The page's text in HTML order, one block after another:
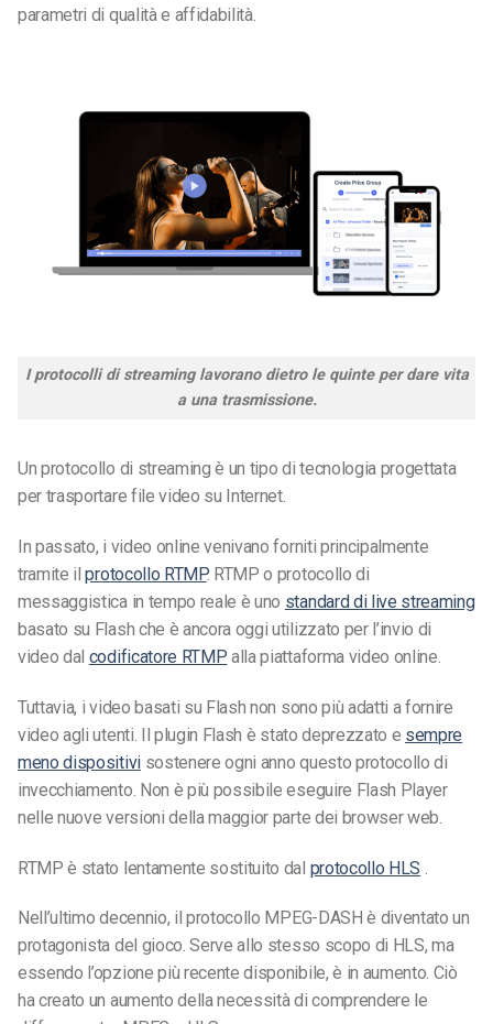
parametri di qualità e affidabilità.
I protocolli di streaming lavorano dietro le quinte per dare vita
a una trasmissione.
Un protocollo di streaming è un tipo di tecnologia progettata
per trasportare file video su Internet.
In passato, i video online venivano forniti principalmente
tramite ilprotocollo RTMP. RTMP o protocollo di
messaggistica in tempo reale è uno standard di live streaming
basato su Flash che è ancora oggi utilizzato per l’invio di
video dal codificatore RTMP alla piattaforma video online.
Tuttavia, i video basati su Flash non sono più adatti a fornire
video agli utenti. Il plugin Flash è stato deprezzato e sempre
meno dispositivisostenere ogni anno questo protocollo di
invecchiamento. Non è più possibile eseguire Flash Player
nelle nuove versioni della maggior parte dei browser web.
RTMP è stato lentamente sostituito dal protocollo HLS
Nell’ultimo decennio, il protocollo MPEG-DASH è diventato un
protagonista del gioco. Serve allo stesso scopo di HLS, ma
essendo l’opzione più recente disponibile, è in aumento. Ciò
ha creato un aumento della necessità di comprendere le